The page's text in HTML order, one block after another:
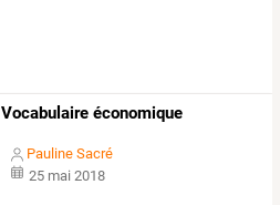
Vocabulaire économique
Pauline Sacré
25 mai 2018